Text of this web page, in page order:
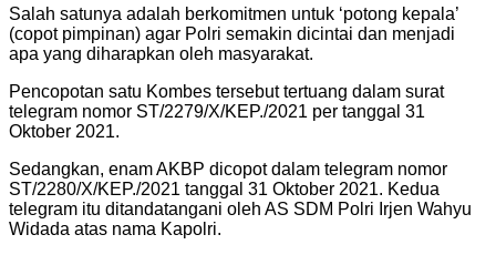
Salah satunya adalah berkomitmen untuk ‘potong kepala’
(copot pimpinan) agar Polri semakin dicintai dan menjadi
apa yang diharapkan oleh masyarakat.
Pencopotan satu Kombes tersebut tertuang dalam surat
telegram nomor ST/2279/X/KEP./2021 per tanggal 31
Oktober 2021.
Sedangkan, enam AKBP dicopot dalam telegram nomor
ST/2280/X/KEP./2021 tanggal 31 Oktober 2021. Kedua
telegram itu ditandatangani oleh AS SDM Polri Irjen Wahyu
Widada atas nama Kapolri.